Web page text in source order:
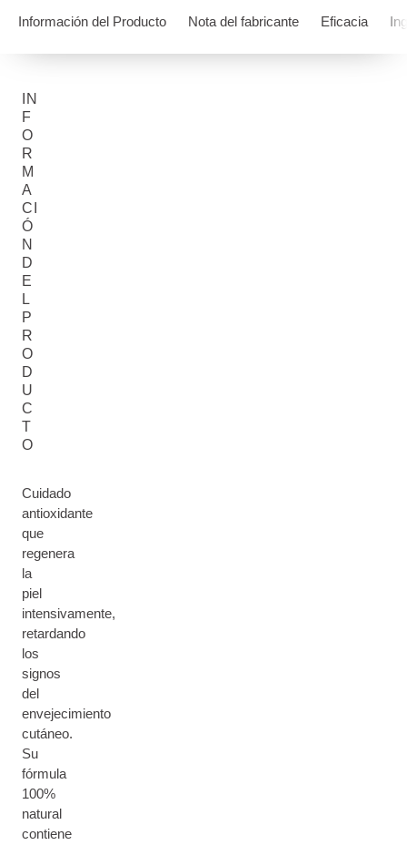
Información del Producto Nota del fabricante Eficacia
IN
F
O
R
M
A
CI
Ó
N
D
E
L
P
R
O
D
U
C
T
O
Cuidado
antioxidante
que
regenera
la
piel
intensivamente,
retardando
los
signos
del
envejecimiento
cutáneo.
Su
fórmula
100%
natural
contiene